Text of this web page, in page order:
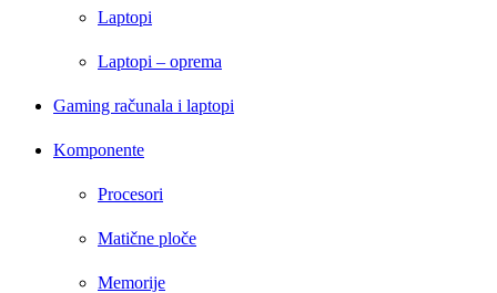
Laptopi
Laptopi – oprema
Gaming računala i laptopi
Komponente
Procesori
Matične ploče
Memorije